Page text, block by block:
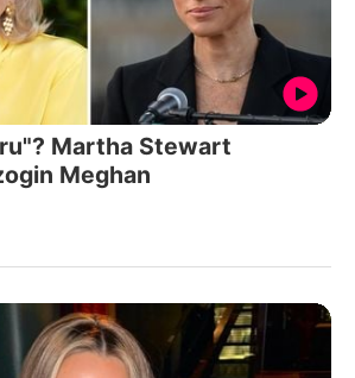
Martha Stewart
Meghan